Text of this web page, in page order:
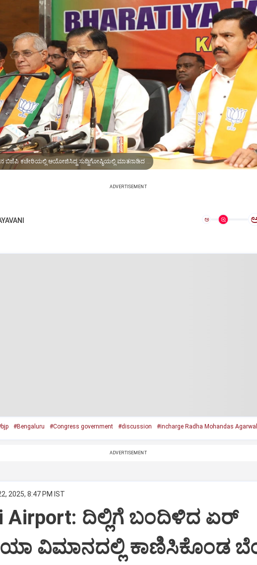
ಬೆಂಗಳೂರಿನ ಬಿಜೆಪಿ ಕಚೇರಿಯಲ್ಲಿ ಆಯೋಜಿಸಿದ್ದ ಸುದ್ದಿಗೋಷ್ಠಿಯಲ್ಲಿ ಮಾತನಾಡಿದ ರಾಜ್ಯ ಉಸ್ತುವಾರಿ ಡಾ.ರಾಧಾಮೋಹನ್‌ ದಾಸ್‌ ಅಗರ್ವಾಲ್‌
ADVERTISEMENT
ಅ
#Bengaluru #Congress government #discussion #incharge Radha Mohandas Agarwal
ADVERTISEMENT
2025, 8:47 PM IST
Airport: ದಿಲ್ಲಿಗೆ ಬಂದಿಳಿದ ಏರ್‌
ವಿಮಾನದಲ್ಲಿ ಕಾಣಿಸಿಕೊಂಡ